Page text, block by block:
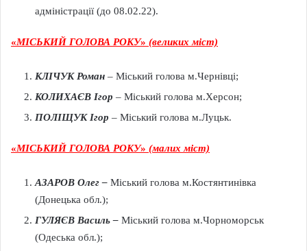
адміністрації (до 08.02.22).
«МІСЬКИЙ ГОЛОВА РОКУ» (великих міст)
КЛІЧУК Роман – Міський голова м.Чернівці;
КОЛИХАЄВ Ігор – Міський голова м.Херсон;
ПОЛІЩУК Ігор – Міський голова м.Луцьк.
«МІСЬКИЙ ГОЛОВА РОКУ» (малих міст)
АЗАРОВ Олег – Міський голова м.Костянтинівка
(Донецька обл.);
ГУЛЯЄВ Василь – Міський голова м.Чорноморськ
(Одеська обл.);